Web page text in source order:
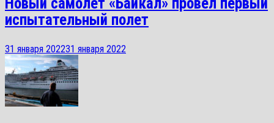
Новый самолет «Байкал» провел первый
испытательный полет
31 января 202231 января 2022